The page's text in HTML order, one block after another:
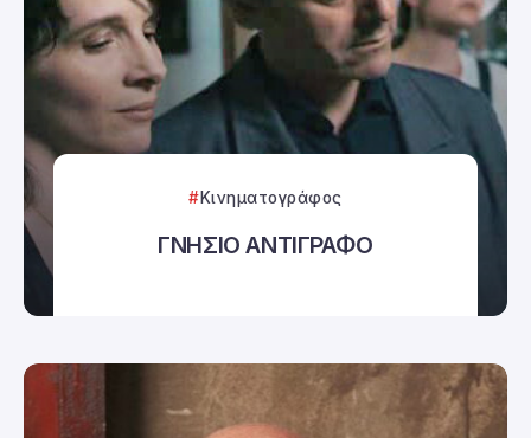
Κινηματογράφος
ΓΝΗΣΙΟ ΑΝΤΙΓΡΑΦΟ